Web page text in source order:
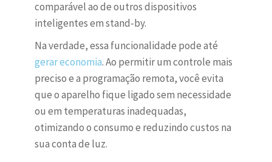
comparável ao de outros dispositivos
inteligentes em stand-by.
Na verdade, essa funcionalidade pode até
gerar economia. Ao permitir um controle mais
preciso e a programação remota, você evita
que o aparelho fique ligado sem necessidade
ou em temperaturas inadequadas,
otimizando o consumo e reduzindo custos na
sua conta de luz.